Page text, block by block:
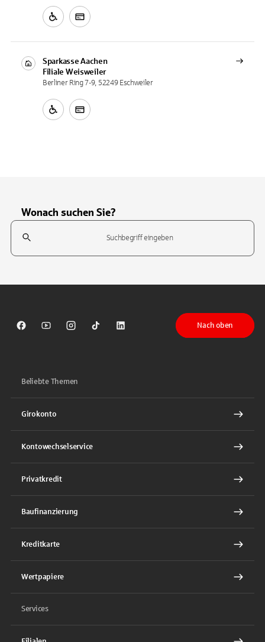
Sparkasse Aachen
Filiale Weisweiler
Berliner Ring 7-9, 52249 Eschweiler
Wonach suchen Sie?
Suchfeld
Sparkasse auf Facebook
Sparkasse auf Youtube
Sparkasse auf Instagram
Sparkasse auf TikTok
Sparkasse auf LinkedIn
Nach oben
Beliebte Themen
Girokonto
Kontowechselservice
Privatkredit
Baufinanzierung
Kreditkarte
Wertpapiere
Services